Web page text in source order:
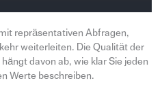
repräsentativen Abfragen,
weiterleiten. Die Qualität der
davon ab, wie klar Sie jeden
Werte beschreiben.